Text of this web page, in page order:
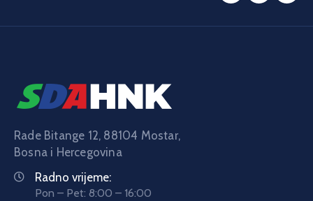
Rade Bitange 12, 88104 Mostar,
Bosna i Hercegovina
Radno vrijeme:
Pon – Pet: 8:00 – 16:00